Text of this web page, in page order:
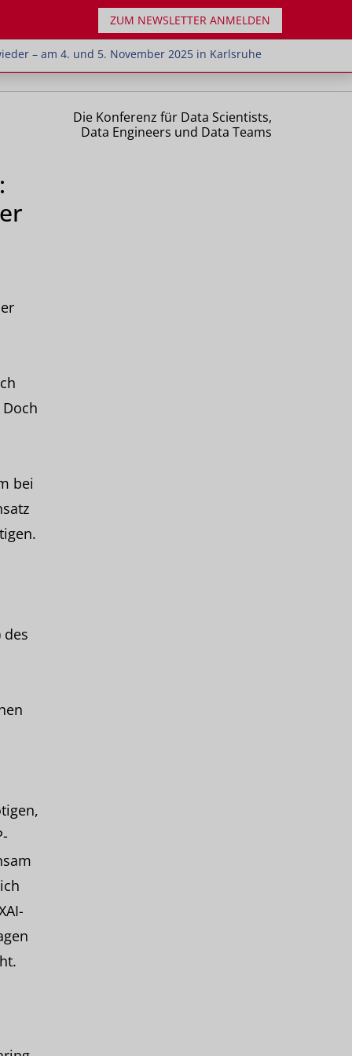
ZUM NEWSLETTER ANMELDEN
– am 4. und 5. November 2025 in Karlsruhe
Jahr wieder – am 4. und 5. November 2025 in
Die Konferenz für Data Scientists,
Data Engineers und Data Teams
bei